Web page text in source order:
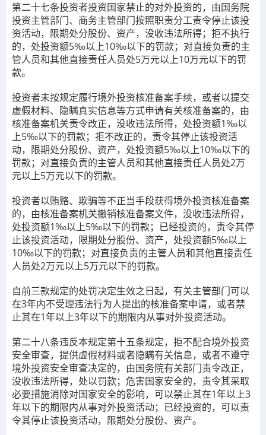
第二十七条投资者投资国家禁止的对外投资的，由国务院
投资主管部门、商务主管部门按照职责分工责令停止该投
资活动，限期处分股份、资产，没收违法所得；拒不执行
的，处投资额5‰以上10‰以下的罚款；对直接负责的主
管人员和其他直接责任人员处5万元以上10万元以下的罚
款。
投资者未按规定履行境外投资核准备案手续，或者以提交
虚假材料、隐瞒真实信息等方式申请有关核准备案的，由
核准备案机关责令改正，没收违法所得，处投资额1‰以
上5‰以下的罚款；拒不改正的，责令其停止该投资活
动，限期处分股份、资产，处投资额5‰以上10‰以下的
罚款；对直接负责的主管人员和其他直接责任人员处2万
元以上5万元以下的罚款。
投资者以贿赂、欺骗等不正当手段获得境外投资核准备案
的，由核准备案机关撤销核准备案文件，没收违法所得，
处投资额1‰以上5‰以下的罚款；已经投资的，责令其停
止该投资活动，限期处分股份、资产，处投资额5‰以上
10‰以下的罚款；对直接负责的主管人员和其他直接责任
人员处2万元以上5万元以下的罚款。
自前三款规定的处罚决定生效之日起，有关主管部门可以
在3年内不受理违法行为人提出的核准备案申请，或者禁
止其在1年以上3年以下的期限内从事对外投资活动。
第二十八条违反本规定第十五条规定，拒不配合境外投资
安全审查，提供虚假材料或者隐瞒有关信息，或者不遵守
境外投资安全审查决定的，由国务院有关部门责令改正，
没收违法所得，处以罚款；危害国家安全的，责令其采取
必要措施消除对国家安全的影响，可以禁止其在1年以上3
年以下的期限内从事对外投资活动；已经投资的，可以责
令其停止该投资活动，限期处分股份、资产。